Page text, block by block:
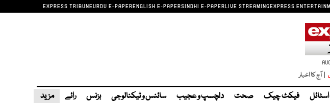
EXPRESS TRIBUNEURDU E-PAPERENGLISH E-PAPERSINDHI E-PAPERLIVE STREAMINGEXPRESS
| آج کا اخبار
فیکٹ چیک صحت دلچسپ و عجیب سائنس و ٹیکنالوجی بزنس رائے مزید